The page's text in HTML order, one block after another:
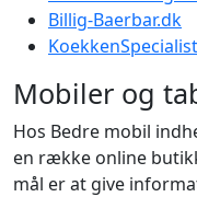
Billig-Baerbar.dk
Mobiler og
Hos Bedre mobil
en række online
mål er at give